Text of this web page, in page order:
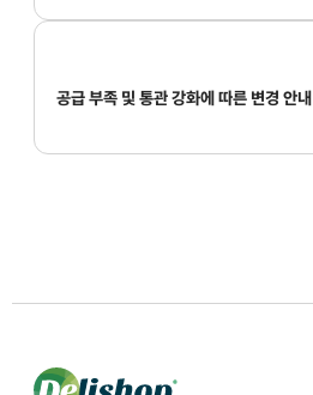
공급 부족 및 통관 강화에 따른 변경 안내